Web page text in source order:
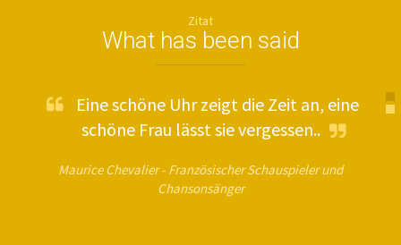
Zitat
What has been said
Eine schöne Uhr zeigt die Zeit an, eine
schöne Frau lässt sie vergessen..
Maurice Chevalier - Französischer Schauspieler und
Chansonsänger